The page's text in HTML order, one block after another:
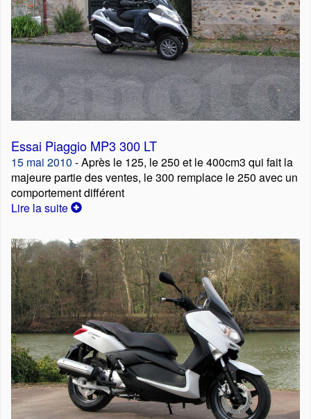
Essai Piaggio MP3 300 LT
15 mai 2010 - Après le 125, le 250 et le 400cm3 qui fait la
majeure partie des ventes, le 300 remplace le 250 avec un
comportement différent
Lire la suite